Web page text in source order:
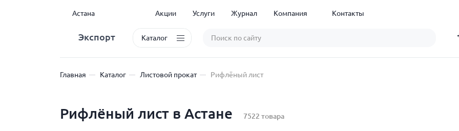
Астана Акции Услуги Журнал Компания Контакты
Экспорт Каталог
Главная Каталог Листовой прокат Рифлёный лист
Рифлёный лист в Астане 7522 товара